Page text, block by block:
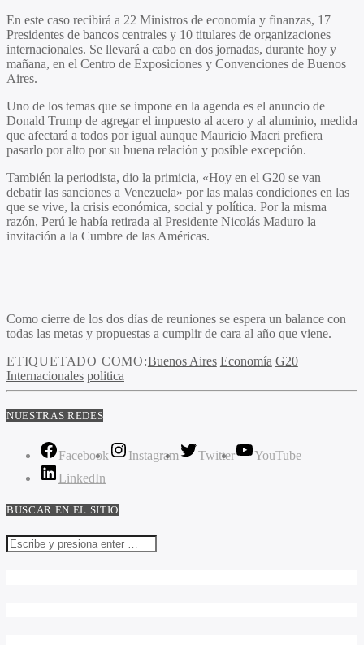
En este caso recibirá a 22 Ministros de economía y finanzas, 17
Presidentes de bancos centrales y 10 titulares de organizaciones
internacionales. Se llevará a cabo en dos jornadas, durante hoy y
mañana, en el Centro de Exposiciones y Convenciones de Buenos
Aires.
Uno de los temas que se impone en la agenda es el anuncio de
Donald Trump de agregar el impuesto al acero y al aluminio, medida
que afectará a todos por igual aunque Mauricio Macri prefiera
pasarlo por alto por su buena relación y posible excepción.
También la periodista, dio la primicia, «Hoy en el G20 se van
debatir las sanciones a Venezuela» por las malas condiciones en las
que se vive, la crisis económica, social y política. Por la misma
razón, Perú le había retirada al Presidente Nicolás Maduro la
invitación a la Cumbre de las Américas.
Como cierre de los dos días de reuniones se espera un balance con
todas las metas y propuestas a cumplir de cara al año que viene.
ETIQUETADO COMO:Buenos Aires Economía G20
Internacionales politica
NUESTRAS REDES
Facebook Instagram Twitter
YouTube
LinkedIn
BUSCAR EN EL SITIO